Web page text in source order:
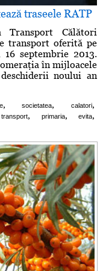
traseele RATP
Transport Călători
transport oferită pe
septembrie 2013.
în mijloacele
noului an
, societatea, calatori,
transport, primaria, evita,